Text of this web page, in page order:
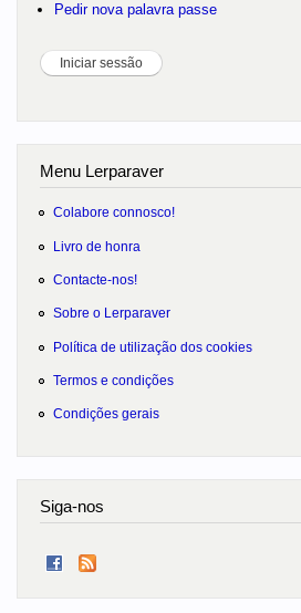
Pedir nova palavra passe
Menu Lerparaver
Colabore connosco!
Livro de honra
Contacte-nos!
Sobre o Lerparaver
Política de utilização dos cookies
Termos e condições
Condições gerais
Siga-nos